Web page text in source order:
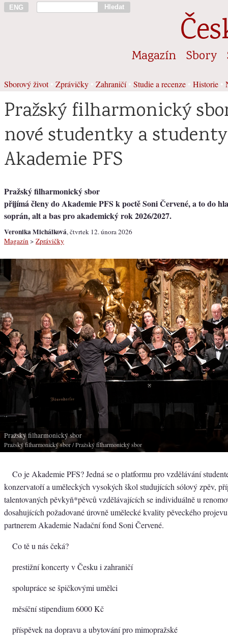
ENG Hledat
Magazín Sbory
Sborový život• Zprávičky Zahraničí• Studie a recenze Historie
Pražský filharmonický
nové studentky a
Akademie PFS
Pražský filharmonický sbor
přijímá členy do Akademie PFS k poctě Soni Červené, a to do
soprán, alt a bas pro akademický rok 2026/2027.
Veronika Michálková, čtvrtek 12. února 2026
Magazín > Zprávičky
Pražský filharmonický sbor
Pražský filharmonický sbor/ Pražský filharmonický sbor
Co je Akademie PFS? Jedná se o platformu pro vzdělávání
konzervatoří a uměleckých vysokých škol studujících sólový zpěv,
talentovaných pěvkyň*pěvců vzdělávajících se individuálně u
dosahujících požadované úrovně umělecké kvality pěveckého
partnerem Akademie Nadační fond Soni Červené.
Co tě u nás čeká?
prestižní koncerty v Česku i zahraničí
spolupráce se špičkovými umělci
měsíční stipendium 6000 Kč
příspěvek na dopravu a ubytování pro mimopražské